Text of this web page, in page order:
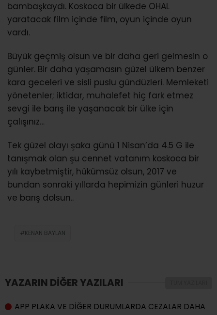
bambaşkaydı. Koskoca bir ülkede OHAL
yaratacak film içinde film, oyun içinde oyun
vardı.
Büyük geçmiş olsun ve bir daha geri gelmesin o
günler. Bir daha yaşamasın güzel ülkem benzer
kara geceleri ve sisli puslu gündüzleri. Memleketi
yönetenler; iktidar, muhalefet hiç fark etmez
sevgi ile barış ile yaşanacak bir ülke için
çalışınız…
Tek güzel olayı şaka günü 1 Nisan’da 4.5 G ile
tanışmak olan şu cennet vatanım koskoca bir
yılı kaybetmiştir, hükümsüz olsun, 2017 ve
bundan sonraki yıllarda hepimizin günleri huzur
ve barış dolsun..
KENAN BAYLAN
YAZARIN DİĞER YAZILARI
APP PLAKA VE DİĞER DURUMLARDA CEZALAR DAHA